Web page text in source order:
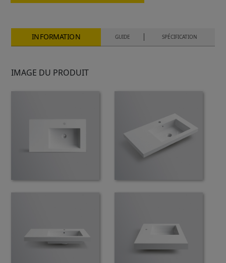
INFORMATION GUIDE SPÉCIFICATION
IMAGE DU PRODUIT